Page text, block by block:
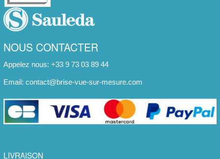
NOUS CONTACTER
Appelez nous: +33 9 73 03 89 44
Email: contact@brise-vue-sur-mesure.com
LIVRAISON